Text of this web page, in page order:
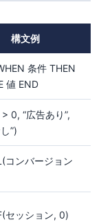
構文例
条件 THEN
値 END
0, “広告あり”,
”)
コンバージョン
セッション, 0)